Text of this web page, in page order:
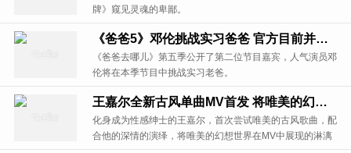
牌》窥见灵魂的卑鄙。
《爸爸5》邓伦挑战实习爸爸 官方目前并未透露与其搭档的萌娃
《爸爸去哪儿》第五季公开了第二位节目嘉宾，人气演员邓
伦将在本季节目中挑战实习老爸。
王嘉尔全新古风单曲MV首发 将唯美的幻想世界展现的淋漓尽致
化身成为性感绅士的王嘉尔，首次尝试唯美的古风歌曲，配
合他的深情的演绎，将唯美的幻想世界在MV中展现的淋漓